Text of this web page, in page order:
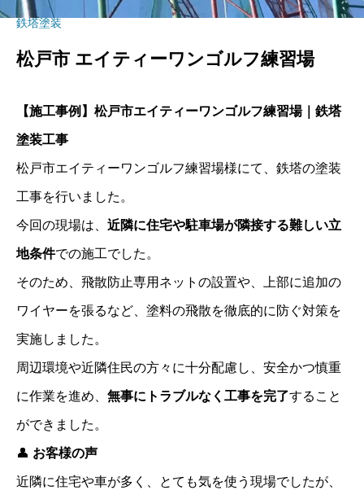
鉄塔塗装
松戸市 エイティーワンゴルフ練習場
【施工事例】松戸市エイティーワンゴルフ練習場｜鉄塔
塗装工事
松戸市エイティーワンゴルフ練習場様にて、鉄塔の塗装
工事を行いました。
今回の現場は、 近隣に住宅や駐車場が隣接する難しい立
地条件での施工でした。
そのため、飛散防止専用ネットの設置や、上部に追加の
ワイヤーを張るなど、塗料の飛散を徹底的に防ぐ対策を
実施しました。
周辺環境や近隣住民の方々に十分配慮し、安全かつ慎重
に作業を進め、 無事にトラブルなく工事を完了すること
ができました。
👤 お客様の声
近隣に住宅や車が多く、とても気を使う現場でしたが、